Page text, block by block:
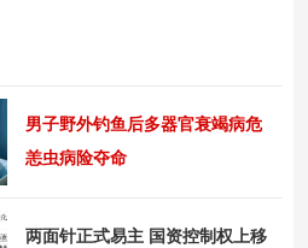
男子野外钓鱼后多器官衰竭病危
恙虫病险夺命
两面针正式易主 国资控制权上移